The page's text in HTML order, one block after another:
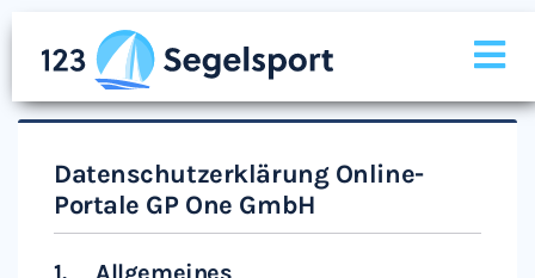
Datenschutzerklärung Online-
Portale GP One GmbH